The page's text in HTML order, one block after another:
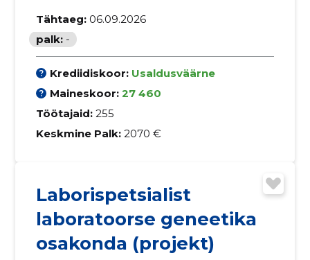
Tähtaeg: 06.09.2026
palk: -
Krediidiskoor: Usaldusväärne
Maineskoor: 27 460
Töötajaid: 255
Keskmine Palk: 2070 €
Laborispetsialist
laboratoorse geneetika
osakonda (projekt)